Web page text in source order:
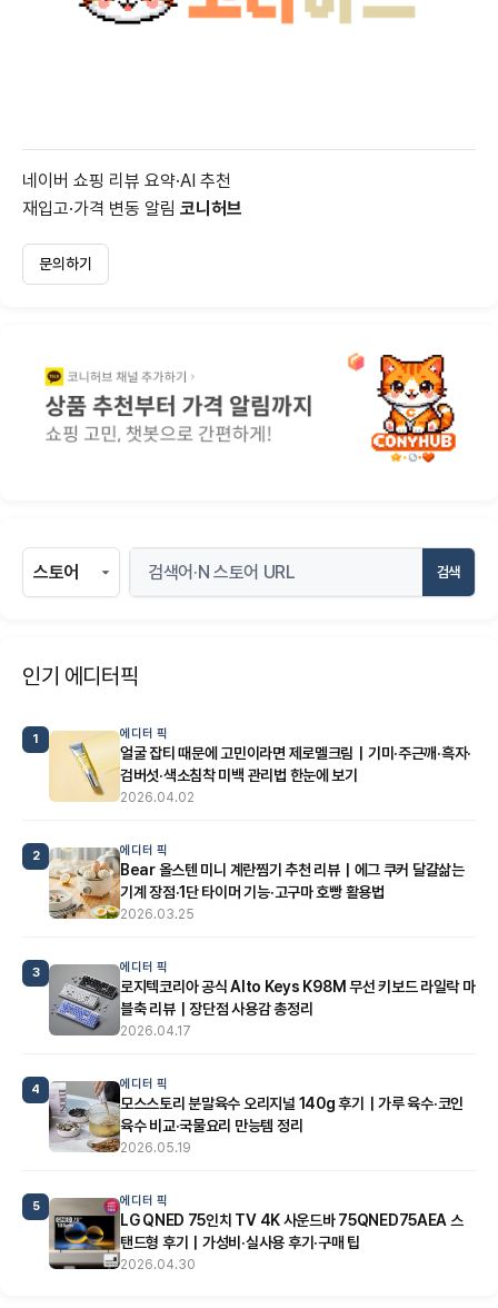
네이버 쇼핑 리뷰 요약·AI 추천
재입고·가격 변동 알림 코니허브
문의하기
검색
인기 에디터픽
1 에디터 픽
얼굴 잡티 때문에 고민이라면 제로멜크림｜기미·주근깨·흑자·
검버섯·색소침착 미백 관리법 한눈에 보기
2026.04.02
2 에디터 픽
Bear 올스텐 미니 계란찜기 추천 리뷰｜에그 쿠커 달걀삶는
기계 장점·1단 타이머 기능·고구마 호빵 활용법
2026.03.25
3 에디터 픽
로지텍코리아 공식 Alto Keys K98M 무선 키보드 라일락 마
블축 리뷰｜장단점 사용감 총정리
2026.04.17
4 에디터 픽
모스스토리 분말육수 오리지널 140g 후기｜가루 육수·코인
육수 비교·국물요리 만능템 정리
2026.05.19
5 에디터 픽
LG QNED 75인치 TV 4K 사운드바 75QNED75AEA 스
탠드형 후기｜가성비·실사용 후기·구매 팁
2026.04.30